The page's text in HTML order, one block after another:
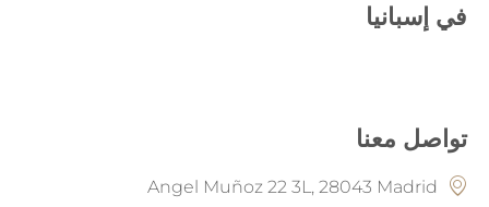
في إسبانيا
تواصل معنا
Angel Muñoz 22 3L, 28043 Madrid